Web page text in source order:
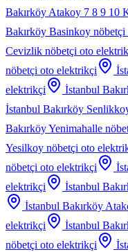
Bakırköy Atakoy 7 8 9 10
Bakırköy Basinkoy
Cevizlik nöbetçi oto
nöbetçi oto elektrikçi
elektrikçi
İstanbul
İstanbul Bakırköy
Bakırköy Yenimahalle
Yesilkoy nöbetçi oto
nöbetçi oto elektrikçi
elektrikçi
İstanbul
İstanbul Bakırköy
elektrikçi
İstanbul
nöbetçi oto elektrikçi